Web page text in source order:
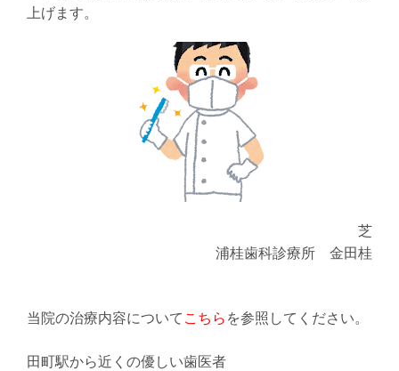
上げます。
芝
浦桂歯科診療所 金田桂
当院の治療内容について こちら を参照してください。
田町駅から近くの優しい歯医者